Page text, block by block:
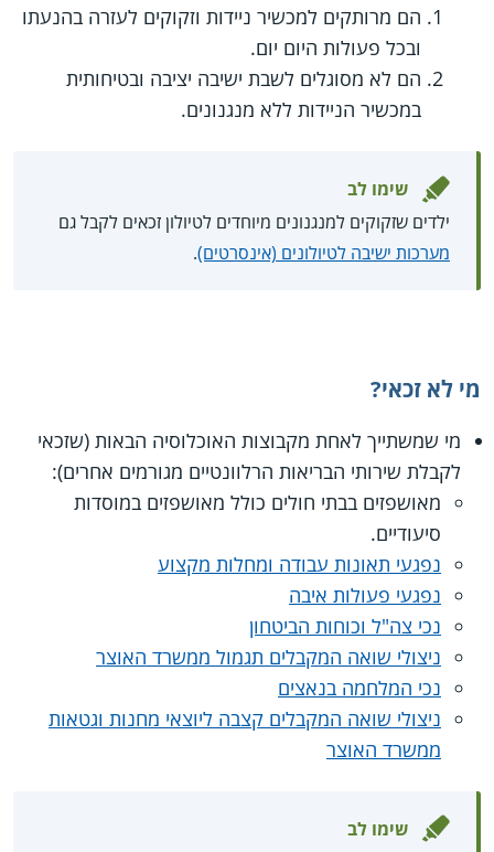
הם מרותקים למכשיר ניידות וזקוקים לעזרה בהנעתו
ובכל פעולות היום יום.
הם לא מסוגלים לשבת ישיבה יציבה ובטיחותית
במכשיר הניידות ללא מנגנונים.
שימו לב
ילדים שזקוקים למנגנונים מיוחדים לטיולון זכאים לקבל גם
מערכות ישיבה לטיולונים (אינסרטים).
מי לא זכאי?
מי שמשתייך לאחת מקבוצות האוכלוסיה הבאות (שזכאי
לקבלת שירותי הבריאות הרלוונטיים מגורמים אחרים):
מאושפזים בבתי חולים כולל מאושפזים במוסדות
סיעודיים.
נפגעי תאונות עבודה ומחלות מקצוע
נפגעי פעולות איבה
נכי צה"ל וכוחות הביטחון
ניצולי שואה המקבלים תגמול ממשרד האוצר
נכי המלחמה בנאצים
ניצולי שואה המקבלים קצבה ליוצאי מחנות וגטאות
ממשרד האוצר
שימו לב